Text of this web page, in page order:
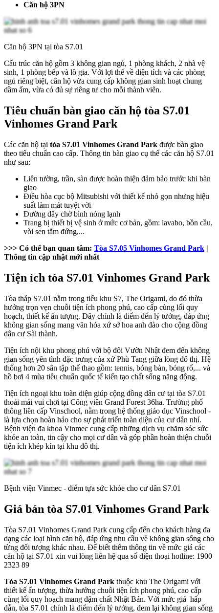
Căn hộ 3PN
Căn hộ 3PN tại tòa S7.01
Cấu trúc căn hộ gồm 3 không gian ngủ, 1 phòng khách, 2 nhà vệ
sinh, 1 phòng bếp và lô gia. Với lợi thế về diện tích và các phòng
ngủ riêng biệt, căn hộ vừa cung cấp không gian sinh hoạt chung
dầm ấm, vừa có đủ sự riêng tư cho mỗi thành viên.
Tiêu chuẩn bàn giao căn hộ tòa S7.01
Vinhomes Grand Park
Các căn hộ tại tòa S7.01 Vinhomes Grand Park được bàn giao
theo tiêu chuẩn cao cấp. Thông tin bàn giao cụ thể các căn hộ S7.01
như sau:
Liên tường, trần, sàn được hoàn thiện đảm bảo trước khi bàn
giao
Điều hòa cục bộ Mitsubishi với thiết kế nhỏ gọn nhưng hiệu
suất làm mát tuyệt vời
Đường dây chờ bình nóng lạnh
Trang bị thiết bị vệ sinh ở mức cơ bản, gồm: lavabo, bồn cầu,
vòi sen tắm đứng,...
>>> Có thể bạn quan tâm: Tòa S7.05 Vinhomes Grand Park |
Thông tin cập nhật mới nhất
Tiện ích tòa S7.01 Vinhomes Grand Park
Tòa tháp S7.01 nằm trong tiểu khu S7, The Origami, do đó thừa
hưởng trọn vẹn chuỗi tiện ích phong phú, cao cấp cùng lối quy
hoạch, thiết kế ấn tượng. Đây chính là điểm đến lý tưởng, đáp ứng
không gian sống mang văn hóa xứ sở hoa anh đào cho cộng đồng
dân cư Sài thành.
Tiện ích nội khu phong phú với bộ đôi Vườn Nhật đem đến không
gian sống yên tĩnh đặc trưng của xứ Phù Tang giữa lòng đô thị. Hệ
thống hơn 20 sân tập thể thao gồm: tennis, bóng bàn, bóng rổ,... và
hồ bơi 4 mùa tiêu chuẩn quốc tế kiến tạo chất sống năng động.
Tiện ích ngoại khu toàn diện giúp cộng đồng dân cư tại tòa S7.01
thoải mái vui chơi tại Công viên Grand Forest 36ha. Trường phổ
thông liên cấp Vinschool, nằm trong hệ thống giáo dục Vinschool -
là lựa chọn hoàn hảo cho sự phát triển toàn diện của cư dân nhí.
Bệnh viện đa khoa Vinmec cung cấp những dịch vụ chăm sóc sức
khỏe an toàn, tin cậy cho mọi cư dân và góp phần hoàn thiện chuỗi
tiện ích khép kín tại khu đô thị.
Bệnh viện Vinmec - điểm tựa sức khỏe cho cư dân S7.01
Giá bán tòa S7.01 Vinhomes Grand Park
Tòa S7.01 Vinhomes Grand Park cung cấp đến cho khách hàng đa
dạng các loại hình căn hộ, đáp ứng nhu cầu về không gian sống cho
từng đối tượng khác nhau. Để biết thêm thông tin về mức giá các
căn hộ tại S7.01 xin vui lòng liên hệ qua số điện thoại hotline: 1900
2323 89
Tòa S7.01 Vinhomes Grand Park thuộc khu The Origami với
thiết kế ấn tượng, thừa hưởng chuỗi tiện ích phong phú, cao cấp
cùng lối quy hoạch mang đậm chất Nhật Bản. Với mức giá hấp
dẫn, tòa S7.01 chính là điểm đến lý tưởng, đem lại không gian sống